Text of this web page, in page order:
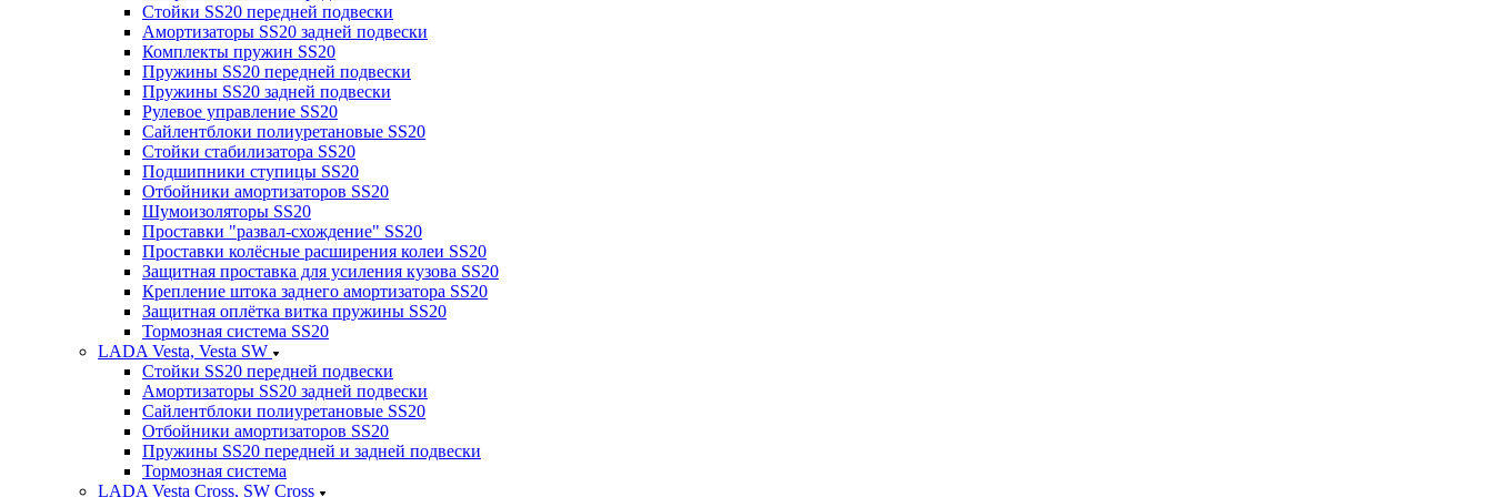
Стойки SS20 передней подвески
Амортизаторы SS20 задней подвески
Комплекты пружин SS20
Пружины SS20 передней подвески
Пружины SS20 задней подвески
Рулевое управление SS20
Сайлентблоки полиуретановые SS20
Стойки стабилизатора SS20
Подшипники ступицы SS20
Отбойники амортизаторов SS20
Шумоизоляторы SS20
Проставки "развал-схождение" SS20
Проставки колёсные расширения колеи SS20
Защитная проставка для усиления кузова SS20
Крепление штока заднего амортизатора SS20
Защитная оплётка витка пружины SS20
Тормозная система SS20
LADA Vesta, Vesta SW
Стойки SS20 передней подвески
Амортизаторы SS20 задней подвески
Сайлентблоки полиуретановые SS20
Отбойники амортизаторов SS20
Пружины SS20 передней и задней подвески
Тормозная система
LADA Vesta Cross, SW Cross